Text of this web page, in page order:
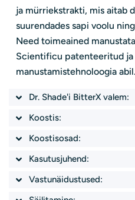
ja mürriekstrakti, mis aitab
suurendades sapi voolu
Need toimeained
Scientificu patenteeritud
manustamistehnoloogia abil.
Dr. Shade'i BitterX valem:
Koostis:
Koostisosad:
Kasutusjuhend:
Vastunäidustused: